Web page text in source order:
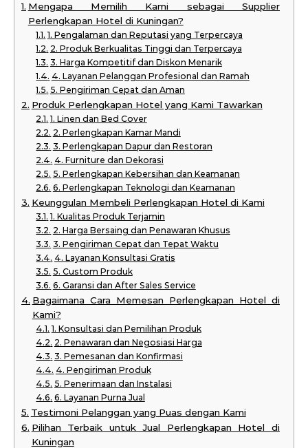
Mengapa Memilih Kami sebagai Supplier
Perlengkapan Hotel di Kuningan?
1. Pengalaman dan Reputasi yang Terpercaya
2. Produk Berkualitas Tinggi dan Terpercaya
3. Harga Kompetitif dan Diskon Menarik
4. Layanan Pelanggan Profesional dan Ramah
5. Pengiriman Cepat dan Aman
Produk Perlengkapan Hotel yang Kami Tawarkan
1. Linen dan Bed Cover
2. Perlengkapan Kamar Mandi
3. Perlengkapan Dapur dan Restoran
4. Furniture dan Dekorasi
5. Perlengkapan Kebersihan dan Keamanan
6. Perlengkapan Teknologi dan Keamanan
Keunggulan Membeli Perlengkapan Hotel di Kami
1. Kualitas Produk Terjamin
2. Harga Bersaing dan Penawaran Khusus
3. Pengiriman Cepat dan Tepat Waktu
4. Layanan Konsultasi Gratis
5. Custom Produk
6. Garansi dan After Sales Service
Bagaimana Cara Memesan Perlengkapan Hotel di
Kami?
1. Konsultasi dan Pemilihan Produk
2. Penawaran dan Negosiasi Harga
3. Pemesanan dan Konfirmasi
4. Pengiriman Produk
5. Penerimaan dan Instalasi
6. Layanan Purna Jual
Testimoni Pelanggan yang Puas dengan Kami
Pilihan Terbaik untuk Jual Perlengkapan Hotel di
Kuningan